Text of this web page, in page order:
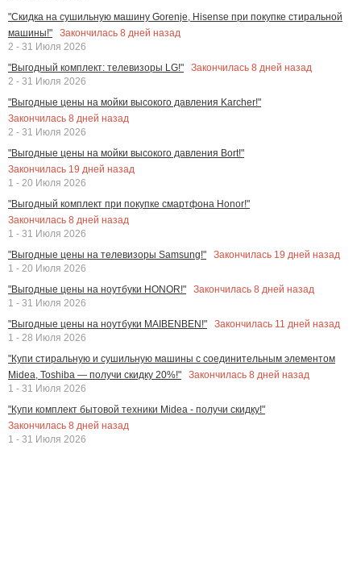
"Скидка на сушильную машину Gorenje, Hisense при покупке стиральной
машины!"
Закончилась 8 дней назад
2 - 31 Июля 2026
"Выгодный комплект: телевизоры LG!"
Закончилась 8 дней назад
2 - 31 Июля 2026
"Выгодные цены на мойки высокого давления Karcher!"
Закончилась 8 дней назад
2 - 31 Июля 2026
"Выгодные цены на мойки высокого давления Bort!"
Закончилась 19 дней назад
1 - 20 Июля 2026
"Выгодный комплект при покупке смартфона Honor!"
Закончилась 8 дней назад
1 - 31 Июля 2026
"Выгодные цены на телевизоры Samsung!"
Закончилась 19 дней назад
1 - 20 Июля 2026
"Выгодные цены на ноутбуки HONOR!"
Закончилась 8 дней назад
1 - 31 Июля 2026
"Выгодные цены на ноутбуки MAIBENBEN!"
Закончилась 11 дней назад
1 - 28 Июля 2026
"Купи стиральную и сушильную машины с соединительным элементом
Midea, Toshiba — получи скидку 20%!"
Закончилась 8 дней назад
1 - 31 Июля 2026
"Купи комплект бытовой техники Midea - получи скидку!"
Закончилась 8 дней назад
1 - 31 Июля 2026